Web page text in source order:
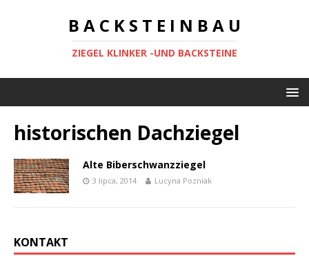
B A C K S T E I N B A U
ZIEGEL KLINKER -UND BACKSTEINE
historischen Dachziegel
Alte Biberschwanzziegel
3 lipca, 2014 Lucyna Pozniak
KONTAKT